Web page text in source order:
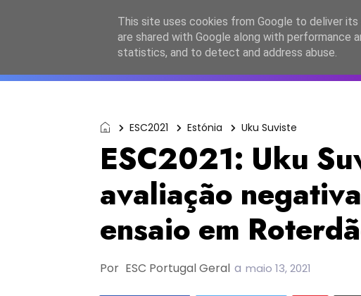
ESC2027 JESC2026 FC2026
ESC2021 Estónia Uku Suviste
ESC2021: Uku
avaliação
ensaio em
Por ESC Portugal Geral a maio 13, 2021
This site uses cookies from Google to deliver
are shared with Google along with performance
statistics, and to detect and address abuse.